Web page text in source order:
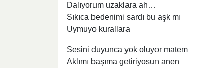
Dalıyorum uzaklara ah…
Sıkıca bedenimi sardı bu aşk mı
Uymuyo kurallara
Sesini duyunca yok oluyor matem
Aklımı başıma getiriyosun anen